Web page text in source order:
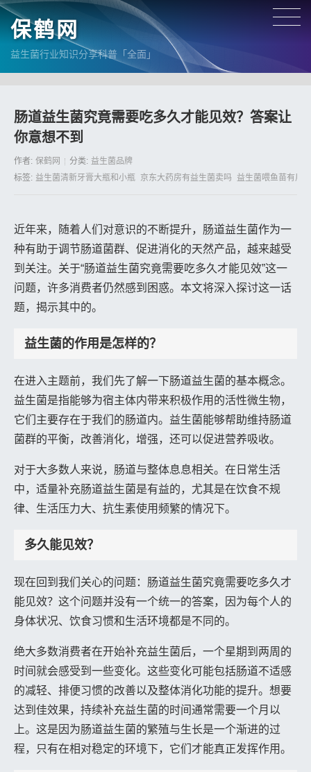
保鹤网
益生菌行业知识分享科普「全面」
肠道益生菌究竟需要吃多久才能见效？答案让
你意想不到
作者: 保鹤网 分类: 益生菌品牌
标签: 益生菌清新牙膏大瓶和小瓶 京东大药房有益生菌卖吗 益生菌喂鱼苗有用吗
近年来，随着人们对意识的不断提升，肠道益生菌作为一
种有助于调节肠道菌群、促进消化的天然产品，越来越受
到关注。关于“肠道益生菌究竟需要吃多久才能见效”这一
问题，许多消费者仍然感到困惑。本文将深入探讨这一话
题，揭示其中的。
益生菌的作用是怎样的？
在进入主题前，我们先了解一下肠道益生菌的基本概念。
益生菌是指能够为宿主体内带来积极作用的活性微生物，
它们主要存在于我们的肠道内。益生菌能够帮助维持肠道
菌群的平衡，改善消化，增强，还可以促进营养吸收。
对于大多数人来说，肠道与整体息息相关。在日常生活
中，适量补充肠道益生菌是有益的，尤其是在饮食不规
律、生活压力大、抗生素使用频繁的情况下。
多久能见效？
现在回到我们关心的问题：肠道益生菌究竟需要吃多久才
能见效？这个问题并没有一个统一的答案，因为每个人的
身体状况、饮食习惯和生活环境都是不同的。
绝大多数消费者在开始补充益生菌后，一个星期到两周的
时间就会感受到一些变化。这些变化可能包括肠道不适感
的减轻、排便习惯的改善以及整体消化功能的提升。想要
达到佳效果，持续补充益生菌的时间通常需要一个月以
上。这是因为肠道益生菌的繁殖与生长是一个渐进的过
程，只有在相对稳定的环境下，它们才能真正发挥作用。